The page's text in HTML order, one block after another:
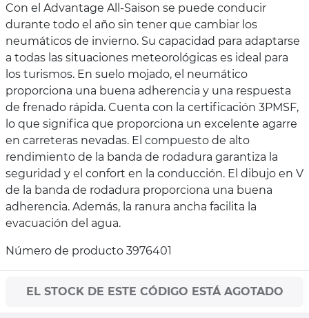
Con el Advantage All-Saison se puede conducir
durante todo el año sin tener que cambiar los
neumáticos de invierno. Su capacidad para adaptarse
a todas las situaciones meteorológicas es ideal para
los turismos. En suelo mojado, el neumático
proporciona una buena adherencia y una respuesta
de frenado rápida. Cuenta con la certificación 3PMSF,
lo que significa que proporciona un excelente agarre
en carreteras nevadas. El compuesto de alto
rendimiento de la banda de rodadura garantiza la
seguridad y el confort en la conducción. El dibujo en V
de la banda de rodadura proporciona una buena
adherencia. Además, la ranura ancha facilita la
evacuación del agua.
Número de producto 3976401
EL STOCK DE ESTE CÓDIGO ESTÁ AGOTADO